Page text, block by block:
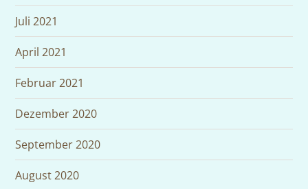
Juli 2021
April 2021
Februar 2021
Dezember 2020
September 2020
August 2020